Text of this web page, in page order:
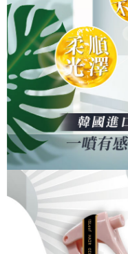
結帳頁面，進行簡訊認證並確
２．訂單成立數日內，您將收
３．收到繳費通知簡訊後14
ATM／網路銀行／等多元方
※ 請注意：結帳手續完成當下
購買商品的店家。未經商家
後付繳納相關費用。
※ 交易是否成功請以「
是否繳費成功／繳費後需取
客戶支援中心」
https://
【注意事項】
１．透過由恩沛科技股份有限
易，需依本服務之必要範圍內
權轉讓予恩沛科技股份有限公
２．關於個人資料處理事宜，
https://aftee.tw/terms/#terms3
３．未成年的使用者請事先
「AFTEE先享後付」，若未
先付款後全家取貨
每筆NT$80，滿NT$999(含
7-11取貨付款
每筆NT$80，滿NT$999(
先付款後7-11取貨
每筆NT$80，滿NT$999(含
宅配
每筆NT$90，滿NT$999(含